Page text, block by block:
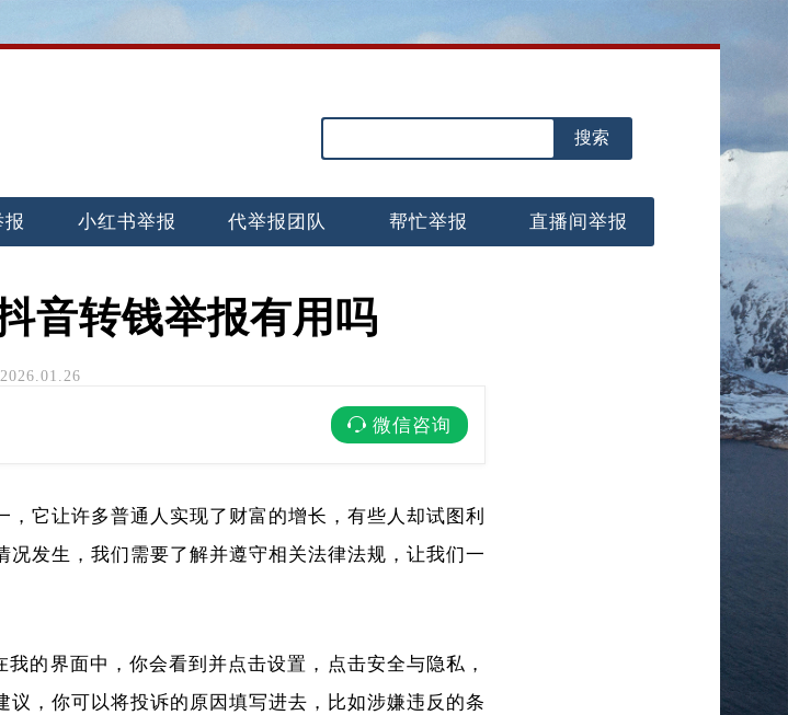
报 小红书举报 代举报团队 帮忙举报 直播间举报
音转钱举报有用吗
2026.01.26
微信咨询
它让许多普通人实现了财富的增长，有些人却试图利
发生，我们需要了解并遵守相关法律法规，让我们一
的界面中，你会看到并点击设置，点击安全与隐私，
，你可以将投诉的原因填写进去，比如涉嫌违反的条